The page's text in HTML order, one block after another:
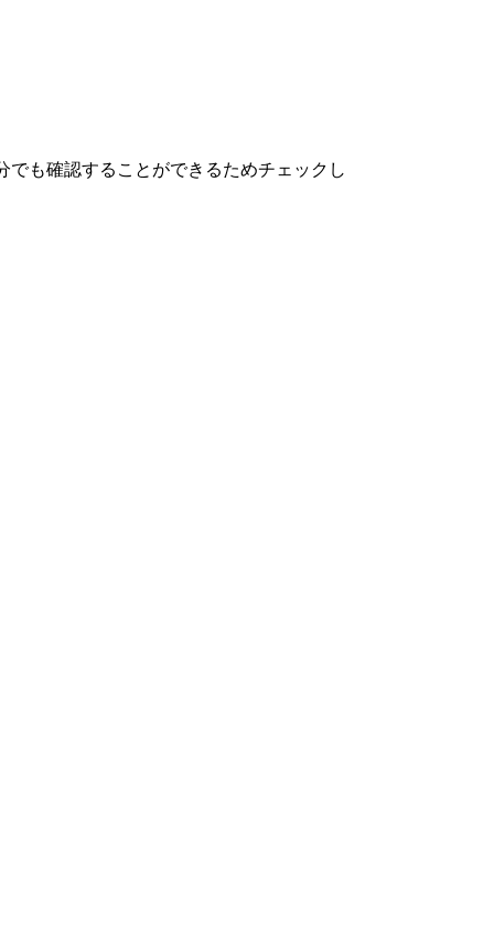
も確認することができるためチェックし